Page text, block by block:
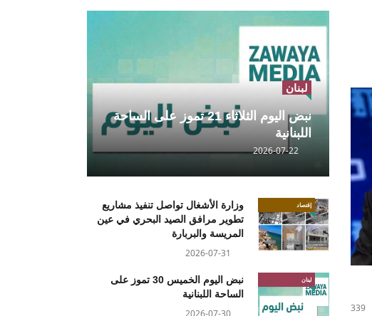
339
لبنان
نبض اليوم الثلاثاء 21 تموز على الساحة
اللبنانية
2026-07-22
إقتصاد
وزارة الأشغال تواصل تنفيذ مشاريع
تطوير مرافق الصيد البحري في عين
المريسة والبربارة
2026-07-31
لبنان
نبض اليوم الخميس 30 تموز على
الساحة اللبنانية